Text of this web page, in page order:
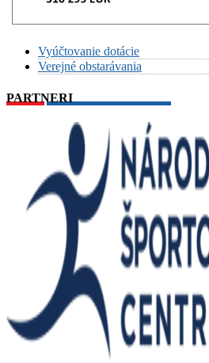
Vyúčtovanie dotácie
Verejné obstarávania
PARTNERI